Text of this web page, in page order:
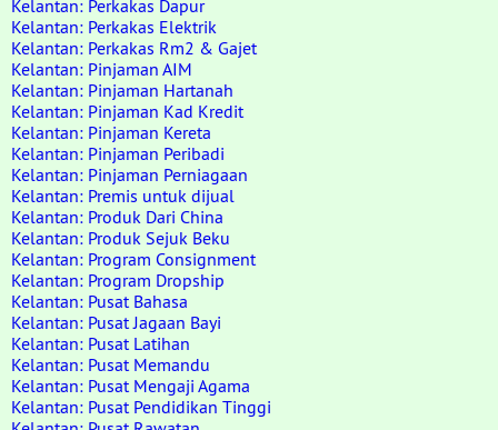
Kelantan: Perkakas Dapur
Kelantan: Perkakas Elektrik
Kelantan: Perkakas Rm2 & Gajet
Kelantan: Pinjaman AIM
Kelantan: Pinjaman Hartanah
Kelantan: Pinjaman Kad Kredit
Kelantan: Pinjaman Kereta
Kelantan: Pinjaman Peribadi
Kelantan: Pinjaman Perniagaan
Kelantan: Premis untuk dijual
Kelantan: Produk Dari China
Kelantan: Produk Sejuk Beku
Kelantan: Program Consignment
Kelantan: Program Dropship
Kelantan: Pusat Bahasa
Kelantan: Pusat Jagaan Bayi
Kelantan: Pusat Latihan
Kelantan: Pusat Memandu
Kelantan: Pusat Mengaji Agama
Kelantan: Pusat Pendidikan Tinggi